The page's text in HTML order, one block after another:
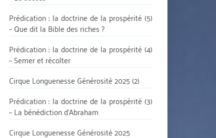
Prédication : la doctrine de la prospérité (5)
– Que dit la Bible des riches ?
Prédication : la doctrine de la prospérité (4)
– Semer et récolter
Cirque Longuenesse Générosité 2025 (2)
Prédication : la doctrine de la prospérité (3)
– La bénédiction d’Abraham
Cirque Longuenesse Générosité 2025